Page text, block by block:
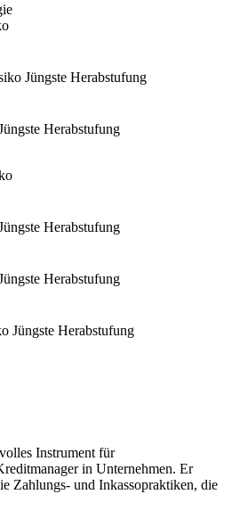
Jüngste Herabstufung
Herabstufung
Herabstufung
Herabstufung
Jüngste Herabstufung
Instrument für
in Unternehmen. Er
Zahlungs- und Inkassopraktiken, die